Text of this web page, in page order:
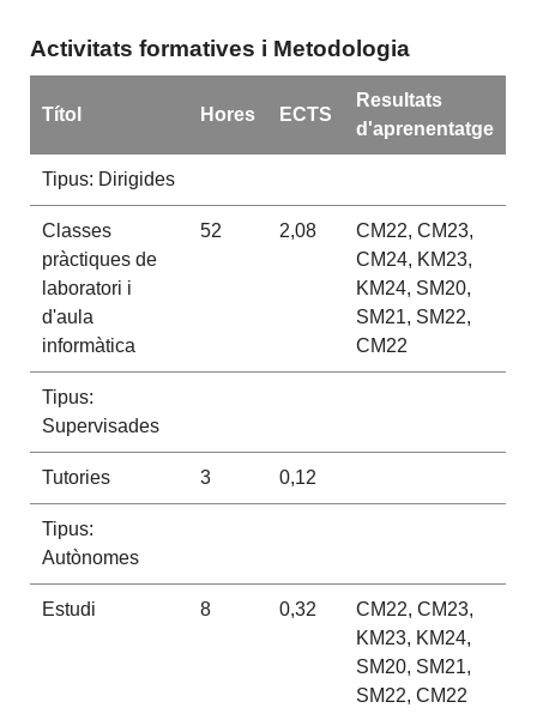
Activitats formatives i Metodologia
Títol Hores ECTS
Resultats
d'aprenentatge
Tipus: Dirigides
Classes
pràctiques de
laboratori i
d'aula
informàtica
52 2,08
CM22, CM23,
CM24, KM23,
KM24, SM20,
SM21, SM22,
CM22
Tipus:
Supervisades
Tutories 3 0,12
Tipus:
Autònomes
Estudi 8 0,32
CM22, CM23,
KM23, KM24,
SM20, SM21,
SM22, CM22